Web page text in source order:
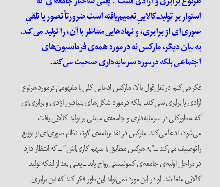
استوار بر تولیدـ‌کالاییِ تعمیم‌یافته است ضرورتاً تصور یا تلقیِ
صوری‌ای از برابری، و نهاد‌هایی متناظر با آن، را تولید می‌کند.
به بیان دیگر، مارکس نه در‌مورد همه‌ی فرماسیون‌های
اجتماعی بلکه در‌مورد سرمایه‌داری صحبت می‌کند.
فکر می‌کنم در نقل‌قول بالا، مارکس ادعایی کلی یا مفهومیْ در‌مورد هر‌نوع
آزادی یا برابری نمی‌کند، بلکه در‌مورد شکل‌های بنیادین آزادی و برابری‌ای
که به‌طور‌کلی در سرمایه‌داری و جامعه‌ی مبتنی بر تولید کالایی یافت
می‌شود، ادعا می‌کند. مارکس در نقد برنامه‌ی گوتا، نظام صوری‌ای از توزیع
را توصیف می‌کند ــ”به هر‌کس مطابق با سهم کاری‌اش“ ــ که انتظار دارد
در مراحل اولیه‌ی جامعه‌ی کمونیستی رواج یابد ــ یعنی بعد از اینکه تولید
کالایی ملغا شد. او در این مورد نمی‌تواند این‌طور فکر کند که این برابری